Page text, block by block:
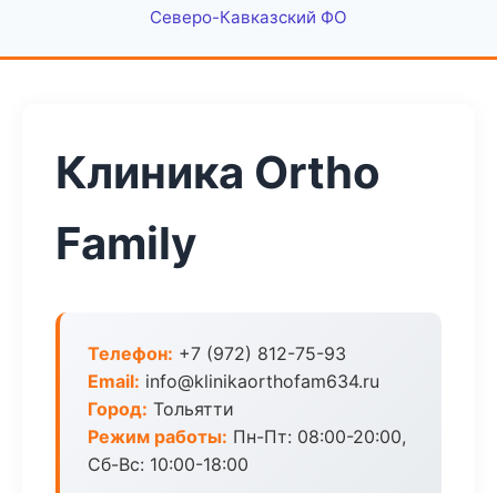
Северо-Кавказский ФО
Клиника Ortho
Family
Телефон: +7 (972) 812-75-93
Email: info@klinikaorthofam634.ru
Город: Тольятти
Режим работы: Пн-Пт: 08:00-20:00,
Сб-Вс: 10:00-18:00